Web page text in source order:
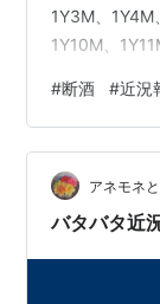
1Y3M、1Y4M
1Y10M、
(扶桑社文庫)
ったときに読
ーワールド』
に来てくれた
#断酒 #近況
アネモネ
バタバタ近